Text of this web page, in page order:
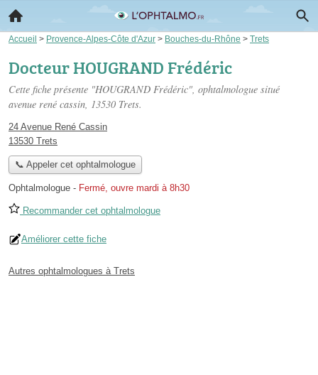
Accueil > Provence-Alpes-Côte d'Azur > Bouches-du-Rhône > Trets
Docteur HOUGRAND Frédéric
Cette fiche présente "HOUGRAND Frédéric", ophtalmologue situé
avenue rené cassin, 13530 Trets.
24 Avenue René Cassin
13530 Trets
📞 Appeler cet ophtalmologue
Ophtalmologue - Fermé, ouvre mardi à 8h30
Recommander cet ophtalmologue
Améliorer cette fiche
Autres ophtalmologues à Trets